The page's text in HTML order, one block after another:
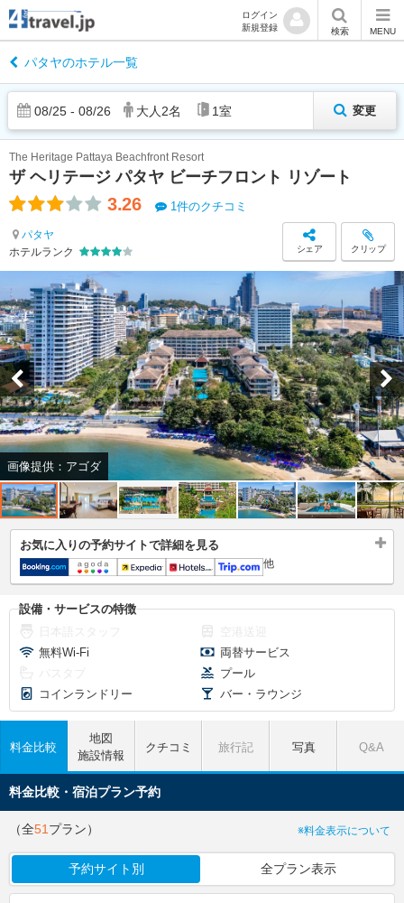
ログイン
新規登録
検索 MENU
パタヤのホテル一覧
08/25 - 08/26 大人 2名 1室 変更
ザ ヘリテージ パタヤ ビーチフロント リゾート
The Heritage Pattaya Beachfront Resort
3.26 1件のクチコミ
パタヤ
ホテルランク
シェア クリップ
画像提供：アゴダ
お気に入りの予約サイトで詳細を見る
他
設備・サービスの特徴
無料Wi-Fi
両替サービス
プール
コインランドリー
バー・ラウンジ
料金比較
地図
施設情報
クチコミ 旅行記 写真 Q&A
料金比較・宿泊プラン予約
（全51 プラン） ※料金表示について
予約サイト別 全プラン表示